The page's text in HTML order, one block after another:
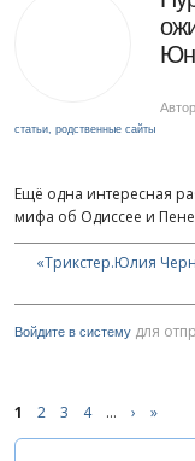
статьи, родственные сайты
Ещё одна интересная
мифа об Одиссее и
«Трикстер.Юлия
Войдите в систему для
1 2 3 4 … › »